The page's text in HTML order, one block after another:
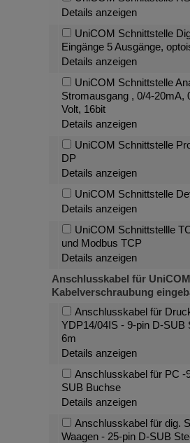
Details anzeigen
UniCOM Schnittstelle
Eingänge 5 Ausgänge,
Details anzeigen
UniCOM Schnittstelle
Stromausgang , 0/4-20mA,
Volt, 16bit
Details anzeigen
UniCOM Schnittstelle
DP
Details anzeigen
UniCOM Schnittstelle
Details anzeigen
UniCOM Schnittstellle
und Modbus TCP
Details anzeigen
Anschlusskabel für
Kabelverschraubung
Anschlusskabel für
YDP14/04IS - 9-pin D-SUB
6m
Details anzeigen
Anschlusskabel für PC -
SUB Buchse
Details anzeigen
Anschlusskabel für dig.
Waagen - 25-pin D-SUB